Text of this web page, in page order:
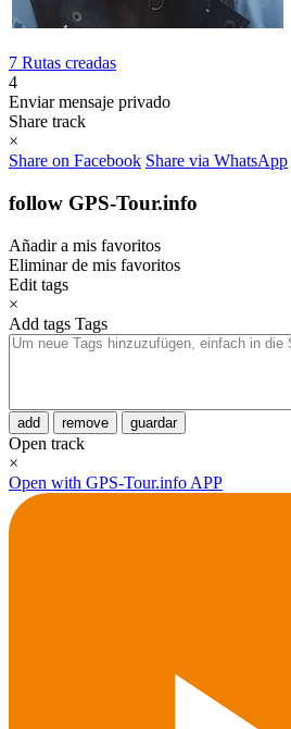
7 Rutas creadas
4
Enviar mensaje privado
Share track
×
Share on Facebook Share via WhatsApp
follow GPS-Tour.info
Añadir a mis favoritos
Eliminar de mis favoritos
Edit tags
×
Add tags Tags
add remove guardar
Open track
×
Open with GPS-Tour.info APP